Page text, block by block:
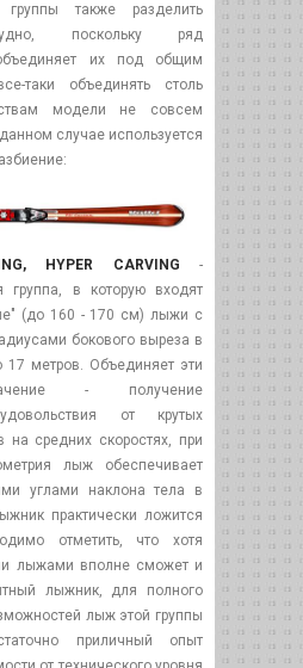
также разделить
поскольку ряд
их под общим
таки объединять столь
модели не совсем
случае используется
HYPER CARVING -
группа, в которую входят
(до 160 - 170 см) лыжи с
бокового выреза в
17 метров. Объединяет эти
- получение
от крутых
на средних скоростях, при
лыж обеспечивает
углами наклона тела в
практически ложится
отметить, что хотя
лыжами вполне сможет и
лыжник, для полного
лыж этой группы
приличный опыт